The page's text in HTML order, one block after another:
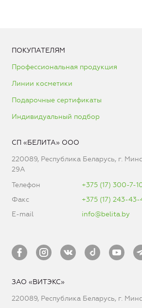
ПОКУПАТЕЛЯМ
Профессиональная продукция
Линии косметики
Подарочные сертификаты
Индивидуальный подбор
СП «БЕЛИТА» ООО
220089, Республика Беларусь, г.
29А
Телефон
+375 (17) 300-7-
Факс
+375 (17) 243-43-
E-mail
info@belita.by
ЗАО «ВИТЭКС»
220089, Республика Беларусь, г.